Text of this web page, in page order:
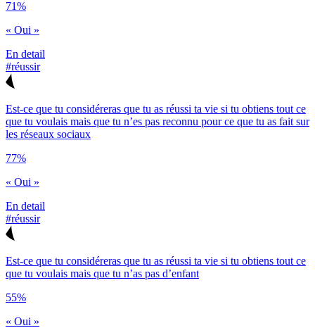
71%
« Oui »
En detail
#réussir
Est-ce que tu considéreras que tu as réussi ta vie si tu obtiens tout ce
que tu voulais mais que tu n’es pas reconnu pour ce que tu as fait sur
les réseaux sociaux
77%
« Oui »
En detail
#réussir
Est-ce que tu considéreras que tu as réussi ta vie si tu obtiens tout ce
que tu voulais mais que tu n’as pas d’enfant
55%
« Oui »